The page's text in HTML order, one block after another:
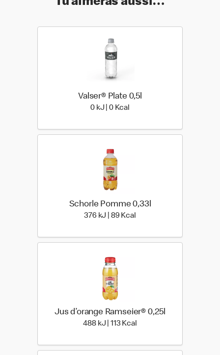
Valser® Plate 0,5l
0 kJ | 0 Kcal
Schorle Pomme 0,33l
376 kJ | 89 Kcal
Jus d’orange Ramseier® 0,25l
488 kJ | 113 Kcal